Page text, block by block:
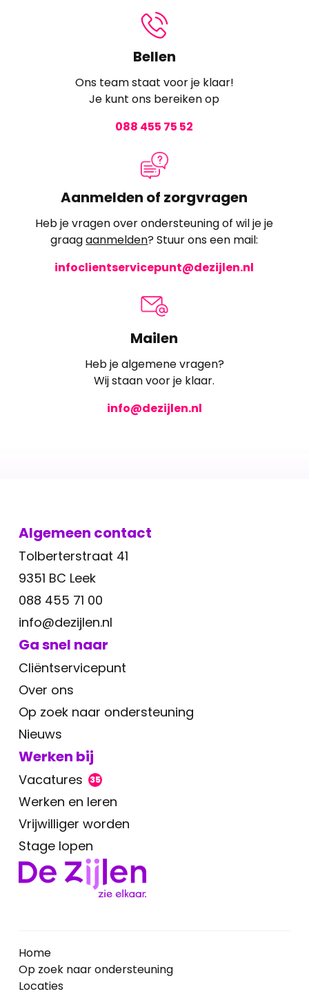
Bellen
Ons team staat voor je klaar!
Je kunt ons bereiken op
088 455 75 52
Aanmelden of zorgvragen
Heb je vragen over ondersteuning of wil je je
graagaanmelden? Stuur ons een mail:
infoclientservicepunt@dezijlen.nl
Mailen
Heb je algemene vragen?
Wij staan voor je klaar.
info@dezijlen.nl
Algemeen contact
Tolberterstraat 41
9351 BC Leek
088 455 71 00
info@dezijlen.nl
Ga snel naar
Cliëntservicepunt
Over ons
Op zoek naar ondersteuning
Nieuws
Werken bij
Vacatures 35
Werken en leren
Vrijwilliger worden
Stage lopen
Home
Op zoek naar ondersteuning
Locaties